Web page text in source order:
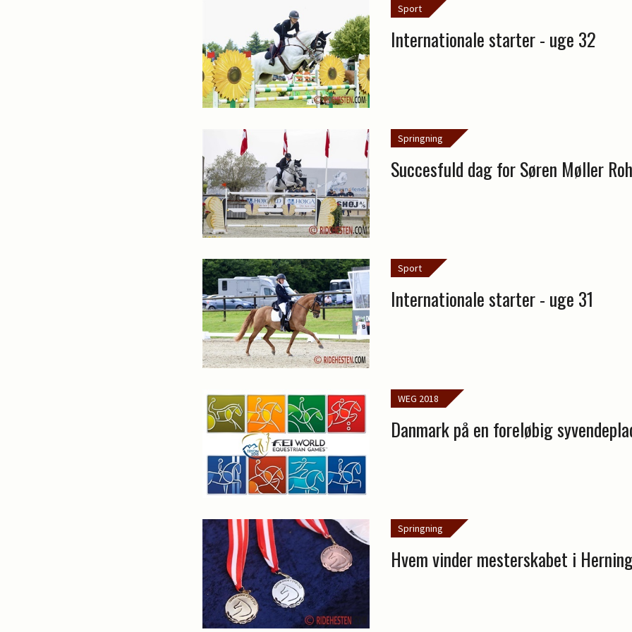
Sport
Internationale starter - uge 32
Springning
Succesfuld dag for Søren Møller
Sport
Internationale starter - uge 31
WEG 2018
Danmark på en foreløbig
Springning
Hvem vinder mesterskabet i